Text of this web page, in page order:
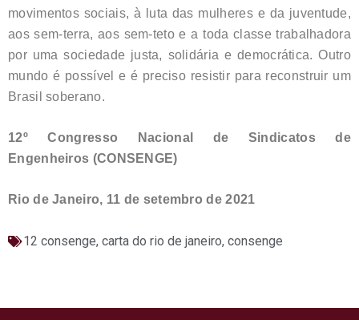
movimentos sociais, à luta das mulheres e da juventude,
aos sem-terra, aos sem-teto e a toda classe trabalhadora
por uma sociedade justa, solidária e democrática. Outro
mundo é possível e é preciso resistir para reconstruir um
Brasil soberano.
12º Congresso Nacional de Sindicatos de
Engenheiros (CONSENGE)
Rio de Janeiro, 11 de setembro de 2021
12 consenge, carta do rio de janeiro, consenge